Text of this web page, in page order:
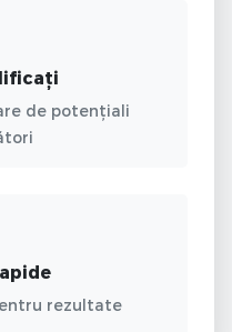
de potențiali
rezultate